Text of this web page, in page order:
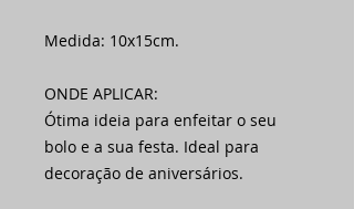
Medida: 10x15cm.
ONDE APLICAR:
Ótima ideia para enfeitar o seu
bolo e a sua festa. Ideal para
decoração de aniversários.